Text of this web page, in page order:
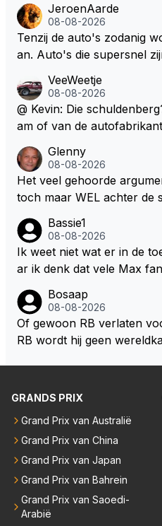
en zullen ben ik bang niet
en. Mocht het wel zo zijn
guit 5 jaar maar echt niet
em meer plezier gebracht
JeroenAarde
08-08-2026
Tenzij de auto's zodanig
an. Auto's die supersnel zijn en waarbij inhalen en v
ronkende motoren en op
mogelijkheden. Het
nnen en jongens verdeeld worden. Als
uden dan dat hij op dit moment
zijn talenten en
eft daar enorm veel lol aan.
VeeWeetje
08-08-2026
@ Kevin: Die
am of van de
ert nu de spindoctor van
gezegd snap ik de de kop
Glenny
08-08-2026
Het veel gehoorde
toch maar WEL achter de
dat men vreest voor een
rijden de teams met tot op
Bassie1
08-08-2026
Ik weet niet wat er in de
ar ik denk dat vele Max
zijn als Alonso samen met
twings uur race samen in
eze 2 coureurs zouden
Bosaap
08-08-2026
Of gewoon RB verlaten
RB wordt hij geen
GRANDS PRIX
Grand Prix van Australië
Grand Prix van China
Grand Prix van Japan
Grand Prix van Bahrein
Grand Prix van Saoedi-
Arabië